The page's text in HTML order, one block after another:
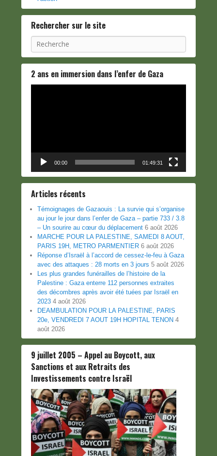
Rechercher sur le site
Recherche
2 ans en immersion dans l’enfer de Gaza
00:00 01:49:31
Articles récents
Témoignages de Gazaouis : La survie qui s’organise
au jour le jour dans l’enfer de Gaza – partie 733 / 3.8
– Un sourire au cœur du déplacement 6 août 2026
MARCHE POUR LA PALESTINE, SAMEDI 8 AOUT,
PARIS 19H, METRO PARMENTIER 6 août 2026
Réponse d’Israël à l’accord de cessez-le-feu à Gaza
avec des attaques : 28 morts en 3 jours 5 août 2026
Les plus grandes funérailles de l’histoire de la
Palestine : Gaza enterre 112 personnes extraites
des décombres après avoir été tuées par Israël en
2023 4 août 2026
DEAMBULATION POUR LA PALESTINE, PARIS
20e, VENDREDI 7 AOUT 19H HOPITAL TENON 4
août 2026
9 juillet 2005 – Appel au Boycott, aux
Sanctions et aux Retraits des
Investissements contre Israël